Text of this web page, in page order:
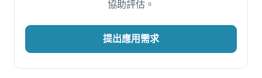
協助評估。
提出應用需求